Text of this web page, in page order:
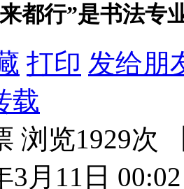
都行”是书法专
打印 发给朋
载
浏览1929次
3月11日 00:02